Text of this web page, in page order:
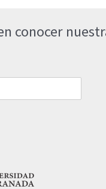
conocer